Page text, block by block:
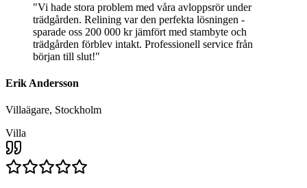
"Vi hade stora problem med våra avloppsrör under
trädgården. Relining var den perfekta lösningen -
sparade oss 200 000 kr jämfört med stambyte och
trädgården förblev intakt. Professionell service från
början till slut!"
Erik Andersson
Villaägare, Stockholm
Villa